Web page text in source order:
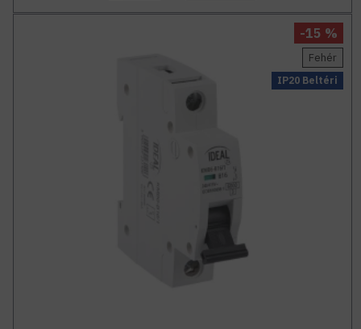
IP20 Beltéri
Fehér
-15 %